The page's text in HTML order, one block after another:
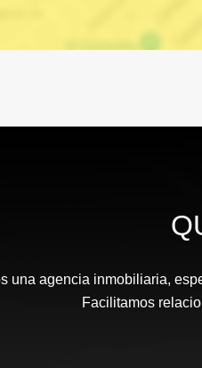
una agencia inmobiliaria,
Facilitamos